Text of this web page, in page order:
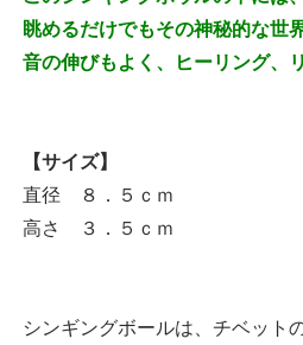
眺めるだけでもその神秘的な世
音の伸びもよく、ヒーリング、
【サイズ】
直径 ８．５ｃｍ
高さ ３．５ｃｍ
シンギングボールは、チベット